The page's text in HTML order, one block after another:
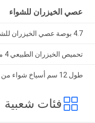
عصي الخيزران للشواء
4.7 بوصة عصي الخيزران للشواء
تحميص الخيزران الطبيعي 4 مم أسياخ شواء مسطحة
طول 12 سم أسياخ شواء من الخيزران الطبيعي
فئات شعبية